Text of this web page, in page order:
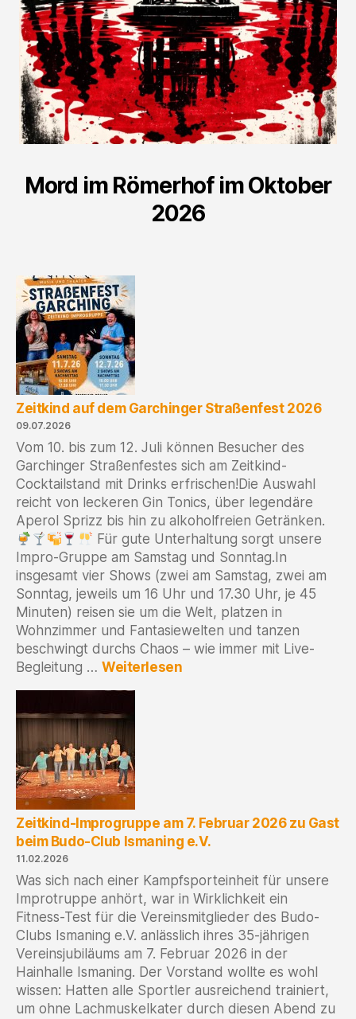
Mord im Römerhof im Oktober
2026
Zeitkind auf dem Garchinger Straßenfest 2026
09.07.2026
Vom 10. bis zum 12. Juli können Besucher des
Garchinger Straßenfestes sich am Zeitkind-
Cocktailstand mit Drinks erfrischen!Die Auswahl
reicht von leckeren Gin Tonics, über legendäre
Aperol Sprizz bis hin zu alkoholfreien Getränken.
Für gute Unterhaltung sorgt unsere
Impro-Gruppe am Samstag und Sonntag.In
insgesamt vier Shows (zwei am Samstag, zwei am
Sonntag, jeweils um 16 Uhr und 17.30 Uhr, je 45
Minuten) reisen sie um die Welt, platzen in
Wohnzimmer und Fantasiewelten und tanzen
beschwingt durchs Chaos – wie immer mit Live-
Begleitung … Weiterlesen:
Zeitkind-Improgruppe am 7. Februar 2026 zu Gast
beim Budo-Club Ismaning e.V.
11.02.2026
Was sich nach einer Kampfsporteinheit für unsere
Improtruppe anhört, war in Wirklichkeit ein
Fitness-Test für die Vereinsmitglieder des Budo-
Clubs Ismaning e.V. anlässlich ihres 35-jährigen
Vereinsjubiläums am 7. Februar 2026 in der
Hainhalle Ismaning. Der Vorstand wollte es wohl
wissen: Hatten alle Sportler ausreichend trainiert,
um ohne Lachmuskelkater durch diesen Abend zu